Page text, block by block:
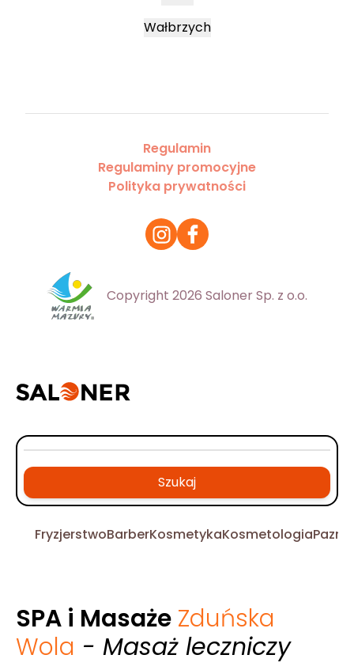
Wałbrzych
Regulamin
Regulaminy promocyjne
Polityka prywatności
Copyright 2026 Saloner Sp. z o.o.
Szukaj
FryzjerstwoBarberKosmetykaKosmetologia
SPA i Masaże Zduńska
Wola - Masaż leczniczy